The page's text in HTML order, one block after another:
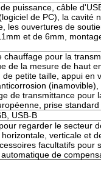
puissance, câble
de PC), la cavité
les ouvertures de
et de 6mm,
chauffage pour la
de la mesure de haut
de petite taille, appui en
de transmittance pour
prise
USB-B
regarder le secteur
verticale et
facultatifs pour
de